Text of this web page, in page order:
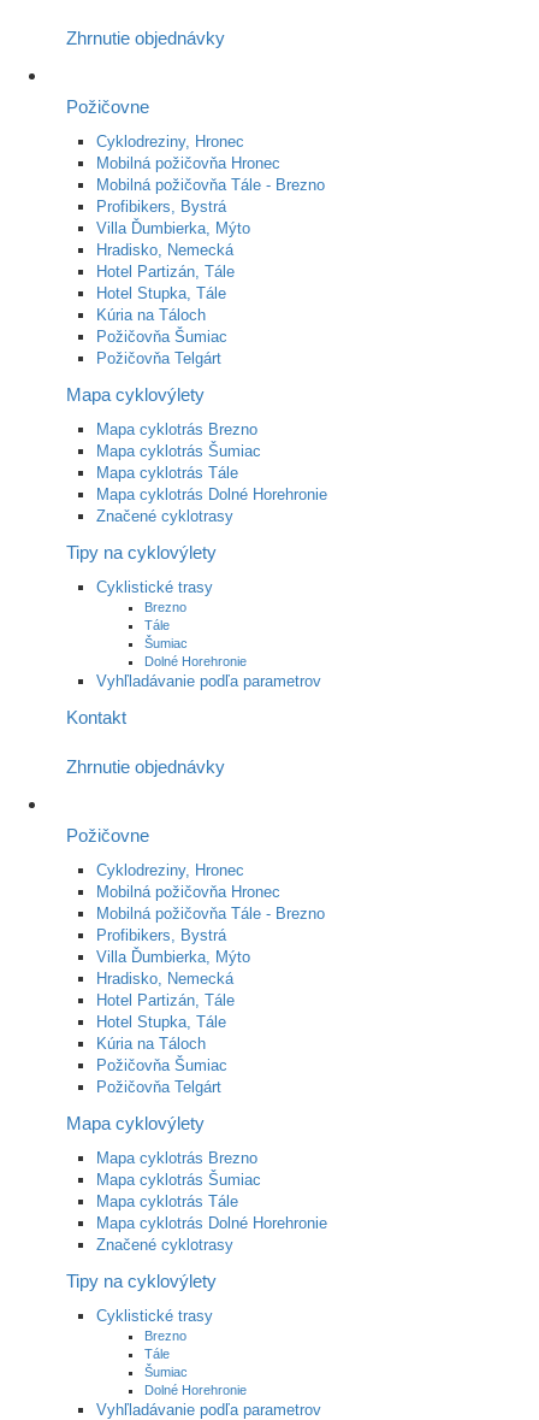
Zhrnutie objednávky
Požičovne
Cyklodreziny, Hronec
Mobilná požičovňa Hronec
Mobilná požičovňa Tále - Brezno
Profibikers, Bystrá
Villa Ďumbierka, Mýto
Hradisko, Nemecká
Hotel Partizán, Tále
Hotel Stupka, Tále
Kúria na Táloch
Požičovňa Šumiac
Požičovňa Telgárt
Mapa cyklovýlety
Mapa cyklotrás Brezno
Mapa cyklotrás Šumiac
Mapa cyklotrás Tále
Mapa cyklotrás Dolné Horehronie
Značené cyklotrasy
Tipy na cyklovýlety
Cyklistické trasy
Brezno
Tále
Šumiac
Dolné Horehronie
Vyhľladávanie podľa parametrov
Kontakt
Zhrnutie objednávky
Požičovne
Cyklodreziny, Hronec
Mobilná požičovňa Hronec
Mobilná požičovňa Tále - Brezno
Profibikers, Bystrá
Villa Ďumbierka, Mýto
Hradisko, Nemecká
Hotel Partizán, Tále
Hotel Stupka, Tále
Kúria na Táloch
Požičovňa Šumiac
Požičovňa Telgárt
Mapa cyklovýlety
Mapa cyklotrás Brezno
Mapa cyklotrás Šumiac
Mapa cyklotrás Tále
Mapa cyklotrás Dolné Horehronie
Značené cyklotrasy
Tipy na cyklovýlety
Cyklistické trasy
Brezno
Tále
Šumiac
Dolné Horehronie
Vyhľladávanie podľa parametrov